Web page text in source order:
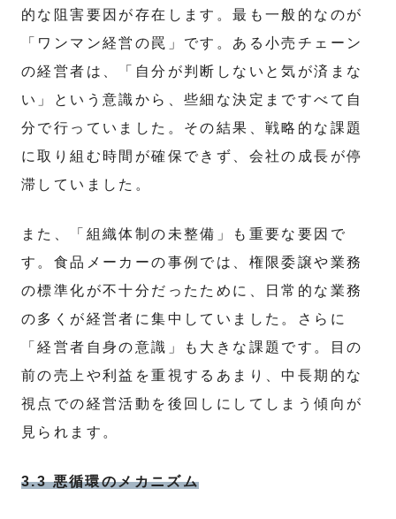
的な阻害要因が存在します。最も一般的なのが
「ワンマン経営の罠」です。ある小売チェーン
の経営者は、「自分が判断しないと気が済まな
い」という意識から、些細な決定まですべて自
分で行っていました。その結果、戦略的な課題
に取り組む時間が確保できず、会社の成長が停
滞していました。
また、「組織体制の未整備」も重要な要因で
す。食品メーカーの事例では、権限委譲や業務
の標準化が不十分だったために、日常的な業務
の多くが経営者に集中していました。さらに
「経営者自身の意識」も大きな課題です。目の
前の売上や利益を重視するあまり、中長期的な
視点での経営活動を後回しにしてしまう傾向が
見られます。
3.3 悪循環のメカニズム